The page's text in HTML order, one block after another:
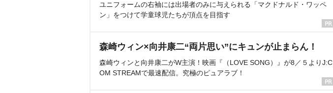
ユニフォームの右袖には出場者のみに与えられる「マクドナルド・ワッペ
ン」をつけて学童球児たちが頂点を目指す
森崎ウィン×向井康二“両片思い”にキュンが止まらん！
森崎ウィンと向井康二がW主演！映画『（LOVE SONG）』が8／５よりJ:C
OM STREAMで最速配信。究極のピュアラブ！